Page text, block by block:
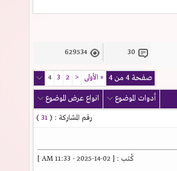
30
629534
صفحة 4 من 4 « الأولى <
2
3
4
أدوات الموضوع انواع عرض الموضوع
رقم المشاركة : (31
)
كُتب : [ 02-14-2025 - 11:33 AM ]